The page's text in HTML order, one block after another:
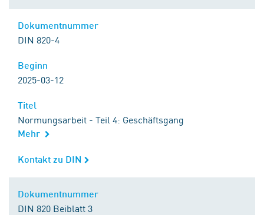
Dokumentnummer
DIN 820-4
Beginn
2025-03-12
Titel
Normungsarbeit - Teil 4: Geschäftsgang
Mehr
Kontakt zu DIN
Kontakt zu DIN
Dokumentnummer
DIN 820 Beiblatt 3